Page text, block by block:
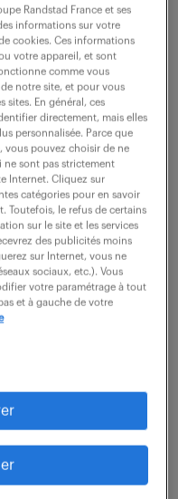
activement à des
monteur (F/H) ?
client une personne
les outils pour le
un environnement
de moules de
du
en utilisant
des machines de
Randstad France et ses
informations sur votre
cookies. Ces informations
votre appareil, et sont
comme vous
notre site, et pour vous
sites. En général, ces
directement, mais elles
personnalisée. Parce que
vous pouvez choisir de ne
ne sont pas strictement
Internet. Cliquez sur
catégories pour en savoir
Toutefois, le refus de certains
sur le site et les services
des publicités moins
sur Internet, vous ne
sociaux, etc.). Vous
votre paramétrage à tout
et à gauche de votre